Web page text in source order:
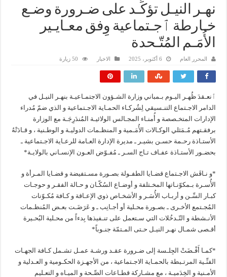
نهـر النيـل تؤكِّـد على ضـرورة وضـع
خـارطة ٱجـتماعية وِفق معـايـير
الأُمَـم المُتّـحدة
المحرر العام 6 أكتوبر، 2025 الاخبار 50 زيارة
ٱنعـقدَ ظُهـر اليـوم بـمباني وزارة الشـؤون الاجتمـاعيـة بنهـر النيـل في
الدامر الاجـتماع التنـسيقي لِشُركـاء الحمـاية الاجـتماعية و الذي ضمّ مُدراء
الإدارات المتخـصصة و أُمنـاء المجـالس الولائيـة المُندَرِجَـة مع الوزارة
برفقـتهم مُـمَثلي الوكـالات الأُمَـمية و المنظـمات الدوليـة و الوطـنية ، و قـادَتْهُ
الأستـاذة رحـمة حسـن بشيـر ـ مديرة الإدارة العـامة للرعـاية الاجـتماعية ـ
بحضـور الأستـاذة عفـاف تـاج السـر ـ مُفـوّض العـون الإنسـاني بالولايـة*
*و نـاقَش الاجـتماع قضـايا الطفـولة بصـورة مسـتفيضة و قضـايا المـرأة و
الأُسـرة بـمكوّنـاتها المخـتلفة و أوضـاع السُكّـان و حـالة الفقـر و حوجـات
كبـار السِّـن و أربـاب الأُسَـر و الأشخـاص ذوي الإعـاقة و كـافة مُكـوّنات
المُجـتمع الأخـرى ـ بصـورة محـلية أو أجـانِب ـ و عَرَضَـت بعـض المُنظـمات
الأنـشطة و التّـدخُلات التي سـتعمل على تنـفيذها بِدءاً من محـلية البُحـيرة
أقـصى شمـال نهـر النيـل حـتى المـتمّة جنـوباً*
*كمـا أَفْـضَتْ الجِلـسة إلى ضـرورة عقـد ورشـة عمـل تشـمل كـافة الجهـات
الفنِّـية المرتـبطة بالحمـاية الاجـتماعية ، من الأجهـزة الحكـومية و العـدلية و
الأمـنية و الخِدَميـة ، مع مشـاركة قطـاعات الصِّـحة و الميـاه و التعـليم